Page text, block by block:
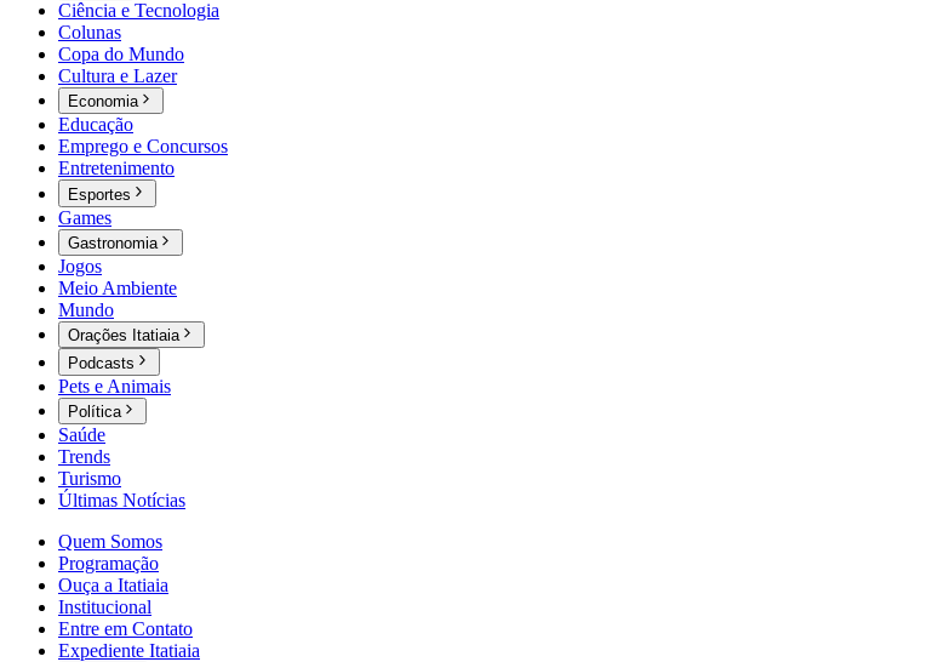
Ciência e Tecnologia
Colunas
Copa do Mundo
Cultura e Lazer
Economia
Educação
Emprego e Concursos
Entretenimento
Esportes
Games
Gastronomia
Jogos
Meio Ambiente
Mundo
Orações Itatiaia
Podcasts
Pets e Animais
Política
Saúde
Trends
Turismo
Últimas Notícias
Quem Somos
Programação
Ouça a Itatiaia
Institucional
Entre em Contato
Expediente Itatiaia